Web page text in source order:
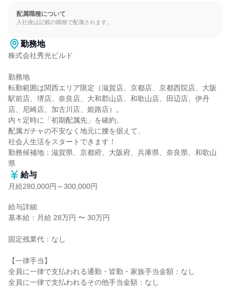
配属職種について
入社後は記載の職種で配属されます。
勤務地
株式会社秀光ビルド
勤務地
転勤範囲は関西エリア限定（滋賀店、京都店、京都西院店、大阪
駅前店、堺店、奈良店、大和郡山店、和歌山店、田辺店、伊丹
店、尼崎店、加古川店、姫路店）。
内々定時に「初期配属先」を確約。
配属ガチャの不安なく地元に腰を据えて、
社会人生活をスタートできます！
勤務候補地：滋賀県、京都府、大阪府、兵庫県、奈良県、和歌山
県
給与
月給280,000円～300,000円
給与詳細
基本給：月給 28万円 〜 30万円
固定残業代：なし
【一律手当】
全員に一律で支払われる通勤・皆勤・家族手当金額：なし
全員に一律で支払われるその他手当金額：なし